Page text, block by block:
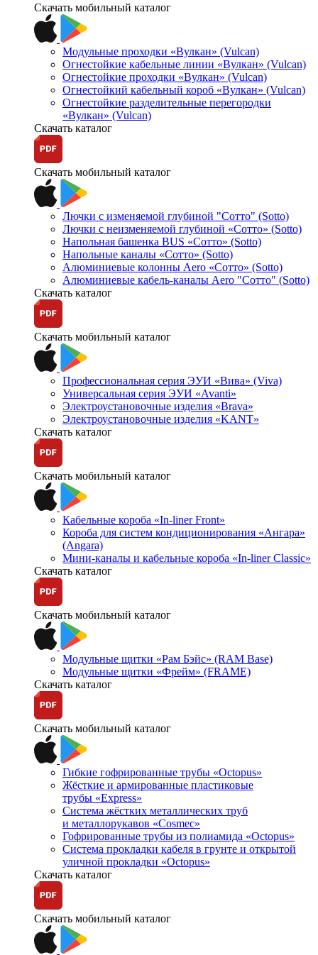
Скачать мобильный каталог
Модульные проходки «Вулкан» (Vulcan)
Огнестойкие кабельные линии «Вулкан» (Vulcan)
Огнестойкие проходки «Вулкан» (Vulcan)
Огнестойкий кабельный короб «Вулкан» (Vulcan)
Огнестойкие разделительные перегородки
«Вулкан» (Vulcan)
Скачать каталог
Скачать мобильный каталог
Лючки с изменяемой глубиной "Сотто" (Sotto)
Лючки с неизменяемой глубиной «Сотто» (Sotto)
Напольная башенка BUS «Сотто» (Sotto)
Напольные каналы «Сотто» (Sotto)
Алюминиевые колонны Aero «Сотто» (Sotto)
Алюминиевые кабель-каналы Aero "Сотто" (Sotto)
Скачать каталог
Скачать мобильный каталог
Профессиональная серия ЭУИ «Вива» (Viva)
Универсальная серия ЭУИ «Avanti»
Электроустановочные изделия «Brava»
Электроустановочные изделия «KANT»
Скачать каталог
Скачать мобильный каталог
Кабельные короба «In-liner Front»
Короба для систем кондиционирования «Ангара»
(Angara)
Мини-каналы и кабельные короба «In-liner Classic»
Скачать каталог
Скачать мобильный каталог
Модульные щитки «Рам Бэйс» (RAM Base)
Модульные щитки «Фрейм» (FRAME)
Скачать каталог
Скачать мобильный каталог
Гибкие гофрированные трубы «Octopus»
Жёсткие и армированные пластиковые
трубы «Express»
Система жёстких металлических труб
и металлорукавов «Cosmec»
Гофрированные трубы из полиамида «Octopus»
Система прокладки кабеля в грунте и открытой
уличной прокладки «Octopus»
Скачать каталог
Скачать мобильный каталог